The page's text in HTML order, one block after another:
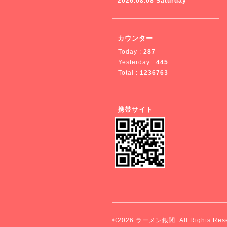
カウンター
Today : 287
Yesterday : 445
Total : 1236763
携帯サイト
©2026 ラーメン銀閣 . All Rights